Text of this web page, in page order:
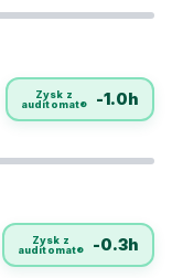
Zysk z
auditomat®
-1.0h
Zysk z
auditomat®
-0.3h